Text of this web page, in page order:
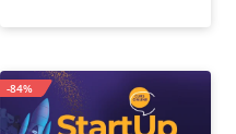
-84%